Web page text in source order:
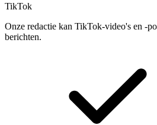
TikTok
Onze redactie kan TikTok-video's en -
berichten.